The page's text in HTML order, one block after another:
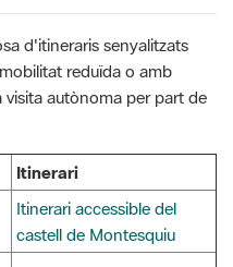
visita autònoma per part de
Itinerari
castell de Montesquiu
Itinerari de Can Mateu